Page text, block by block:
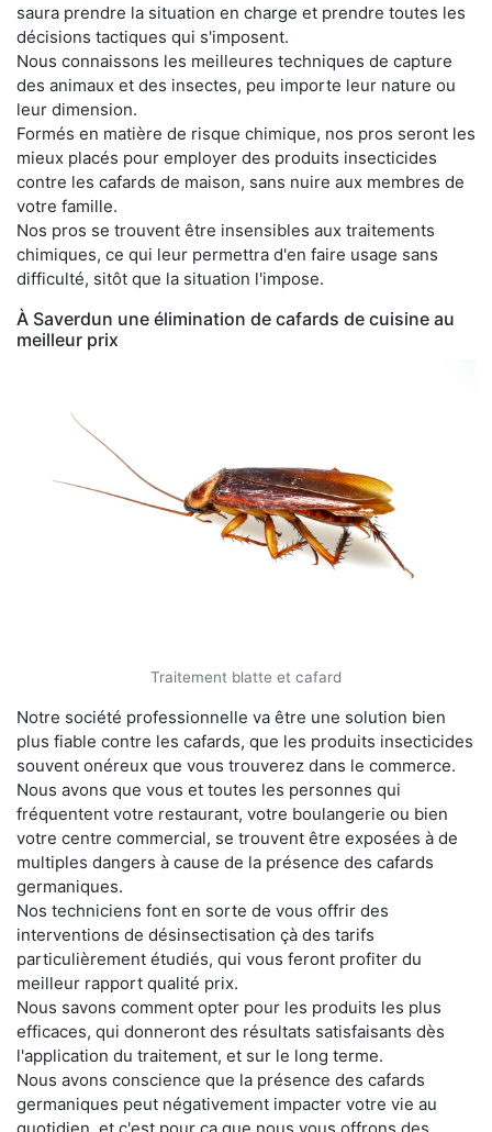
saura prendre la situation en charge et prendre toutes les
décisions tactiques qui s'imposent.
Nous connaissons les meilleures techniques de capture
des animaux et des insectes, peu importe leur nature ou
leur dimension.
Formés en matière de risque chimique, nos pros seront les
mieux placés pour employer des produits insecticides
contre les cafards de maison, sans nuire aux membres de
votre famille.
Nos pros se trouvent être insensibles aux traitements
chimiques, ce qui leur permettra d'en faire usage sans
difficulté, sitôt que la situation l'impose.
À Saverdun une élimination de cafards de cuisine au
meilleur prix
Traitement blatte et cafard
Notre société professionnelle va être une solution bien
plus fiable contre les cafards, que les produits insecticides
souvent onéreux que vous trouverez dans le commerce.
Nous avons que vous et toutes les personnes qui
fréquentent votre restaurant, votre boulangerie ou bien
votre centre commercial, se trouvent être exposées à de
multiples dangers à cause de la présence des cafards
germaniques.
Nos techniciens font en sorte de vous offrir des
interventions de désinsectisation çà des tarifs
particulièrement étudiés, qui vous feront profiter du
meilleur rapport qualité prix.
Nous savons comment opter pour les produits les plus
efficaces, qui donneront des résultats satisfaisants dès
l'application du traitement, et sur le long terme.
Nous avons conscience que la présence des cafards
germaniques peut négativement impacter votre vie au
quotidien, et c'est pour ça que nous vous offrons des